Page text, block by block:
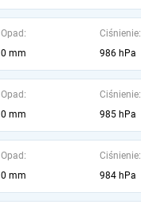
Opad:
0 mm
Ciśnienie:
986 hPa
Opad:
0 mm
Ciśnienie:
985 hPa
Opad:
0 mm
Ciśnienie:
984 hPa